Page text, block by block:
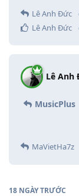
Lê Anh Đức
Lê Anh Đức
Lê Anh
MusicPlus
MaVietHa7z
18 NGÀYTRƯỚC